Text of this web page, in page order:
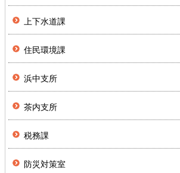
上下水道課
住民環境課
浜中支所
茶内支所
税務課
防災対策室